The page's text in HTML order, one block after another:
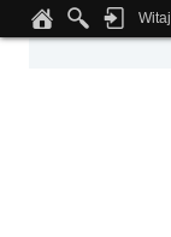
Notice: Undefined index: